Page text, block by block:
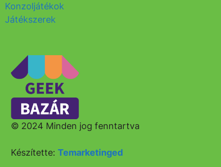
© 2024 Minden jog fenntartva
Készítette:Temarketinged
Konzoljátékok
Játékszerek